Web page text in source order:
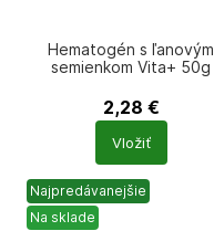
Hematogén s ľanovým
semienkom Vita+ 50g
2,28 €
Počet
produktů
Vložiť
Najpredávanejšie
Na sklade